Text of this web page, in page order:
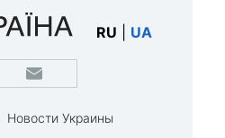
RU UA
Новости Украины